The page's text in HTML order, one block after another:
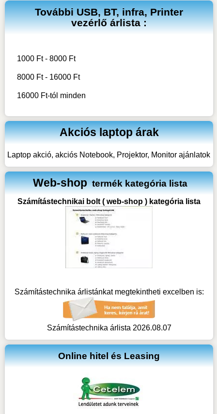
TovábbiUSB, BT, infra, Printer
vezérlőárlista :
1000 Ft - 8000 Ft
8000 Ft - 16000 Ft
16000 Ft-tól minden
Akciós laptop árak
Laptop akció, akciós Notebook, Projektor, Monitor ajánlatok
Web-shop termék kategória lista
Számítástechnikai bolt ( web-shop ) kategória lista
Számítástechnika árlistánkat megtekintheti excelben is:
Számítástechnika árlista 2026.08.07
Online hitel és Leasing